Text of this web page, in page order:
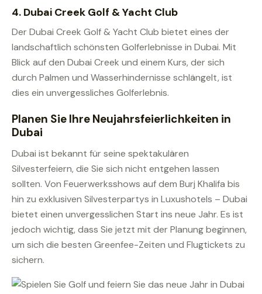
4. Dubai Creek Golf & Yacht Club
Der Dubai Creek Golf & Yacht Club bietet eines der
landschaftlich schönsten Golferlebnisse in Dubai. Mit
Blick auf den Dubai Creek und einem Kurs, der sich
durch Palmen und Wasserhindernisse schlängelt, ist
dies ein unvergessliches Golferlebnis.
Planen Sie Ihre Neujahrsfeierlichkeiten in
Dubai
Dubai ist bekannt für seine spektakulären
Silvesterfeiern, die Sie sich nicht entgehen lassen
sollten. Von Feuerwerksshows auf dem Burj Khalifa bis
hin zu exklusiven Silvesterpartys in Luxushotels – Dubai
bietet einen unvergesslichen Start ins neue Jahr. Es ist
jedoch wichtig, dass Sie jetzt mit der Planung beginnen,
um sich die besten Greenfee-Zeiten und Flugtickets zu
sichern.